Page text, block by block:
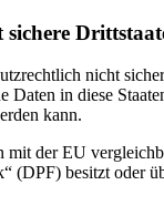
nicht
in diese
kann.
der EU
besitzt oder